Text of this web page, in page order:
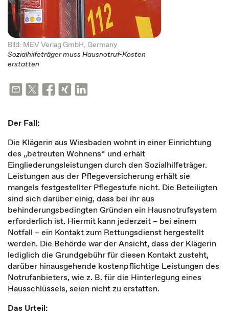
Bild: MEV Verlag GmbH, Germany
Sozialhilfeträger muss Hausnotruf-Kosten
erstatten
Der Fall:
Die Klägerin aus Wiesbaden wohnt in einer Einrichtung
des „betreuten Wohnens“ und erhält
Eingliederungsleistungen durch den Sozialhilfeträger.
Leistungen aus der Pflegeversicherung erhält sie
mangels festgestellter Pflegestufe nicht. Die Beteiligten
sind sich darüber einig, dass bei ihr aus
behinderungsbedingten Gründen ein Hausnotrufsystem
erforderlich ist. Hiermit kann jederzeit – bei einem
Notfall – ein Kontakt zum Rettungsdienst hergestellt
werden. Die Behörde war der Ansicht, dass der Klägerin
lediglich die Grundgebühr für diesen Kontakt zusteht,
darüber hinausgehende kostenpflichtige Leistungen des
Notrufanbieters, wie z. B. für die Hinterlegung eines
Hausschlüssels, seien nicht zu erstatten.
Das Urteil: